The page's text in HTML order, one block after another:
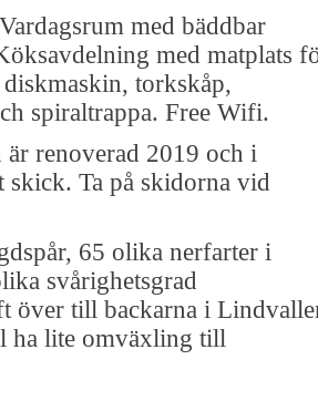
med bäddbar
med matplats
torkskåp,
spiraltrappa. Free Wifi.
är renoverad 2019 och i
skick. Ta på skidorna vid
65 olika nerfarter i
svårighetsgrad
över till backarna i
ha lite omväxling till